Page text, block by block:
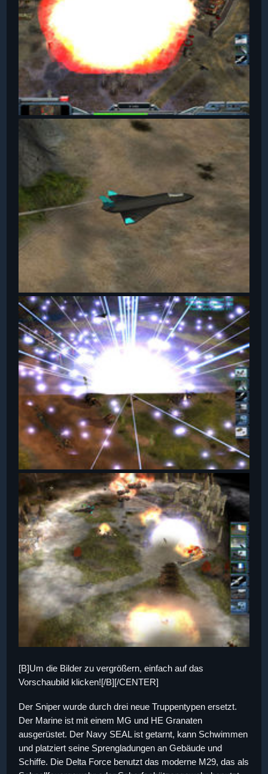
[B]Um die Bilder zu vergrößern, einfach auf das
Vorschaubild klicken![/B][/CENTER]
Der Sniper wurde durch drei neue Truppentypen ersetzt.
Der Marine ist mit einem MG und HE Granaten
ausgerüstet. Der Navy SEAL ist getarnt, kann Schwimmen
und platziert seine Sprengladungen an Gebäude und
Schiffe. Die Delta Force benutzt das moderne M29, das als